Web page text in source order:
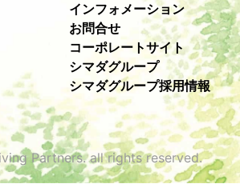
インフォメーション
お問合せ
コーポレートサイト
シマダグループ
シマダグループ採用情報
Partners. all rights reserved.